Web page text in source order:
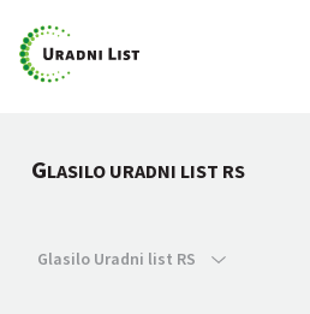
GLASILO URADNI LIST RS
Glasilo Uradni list RS